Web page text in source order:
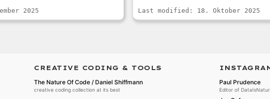
2025 Last modified: 18. Oktober 2025
CREATIVE CODING & TOOLS
The Nature Of Code / Daniel Shiffmann
creative coding collection at its best
Paul Prudence
Editor of